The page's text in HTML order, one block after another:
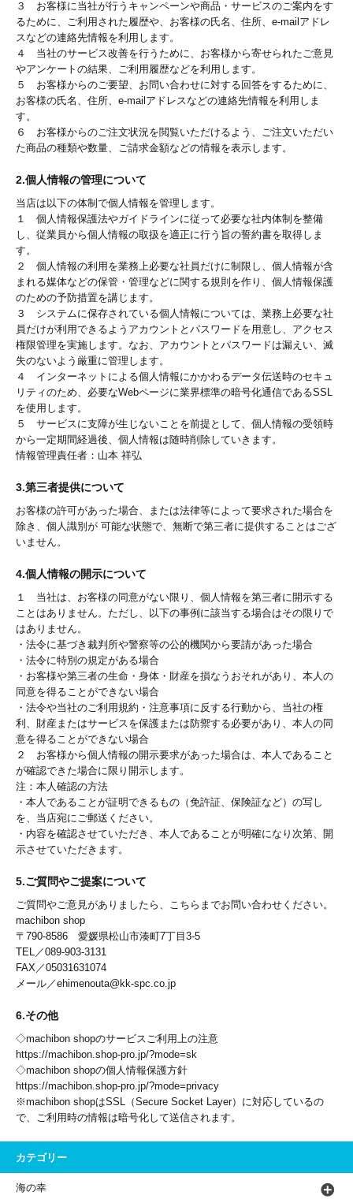
３ お客様に当社が行うキャンペーンや商品・サービスのご案内をす
るために、ご利用された履歴や、お客様の氏名、住所、e-mailアドレ
スなどの連絡先情報を利用します。
４ 当社のサービス改善を行うために、お客様から寄せられたご意見
やアンケートの結果、ご利用履歴などを利用します。
５ お客様からのご要望、お問い合わせに対する回答をするために、
お客様の氏名、住所、e-mailアドレスなどの連絡先情報を利用しま
す。
６ お客様からのご注文状況を閲覧いただけるよう、ご注文いただい
た商品の種類や数量、ご請求金額などの情報を表示します。
2.個人情報の管理について
当店は以下の体制で個人情報を管理します。
１ 個人情報保護法やガイドラインに従って必要な社内体制を整備
し、従業員から個人情報の取扱を適正に行う旨の誓約書を取得しま
す。
２ 個人情報の利用を業務上必要な社員だけに制限し、個人情報が含
まれる媒体などの保管・管理などに関する規則を作り、個人情報保護
のための予防措置を講じます。
３ システムに保存されている個人情報については、業務上必要な社
員だけが利用できるようアカウントとパスワードを用意し、アクセス
権限管理を実施します。なお、アカウントとパスワードは漏えい、滅
失のないよう厳重に管理します。
４ インターネットによる個人情報にかかわるデータ伝送時のセキュ
リティのため、必要なWebページに業界標準の暗号化通信であるSSL
を使用します。
５ サービスに支障が生じないことを前提として、個人情報の受領時
から一定期間経過後、個人情報は随時削除していきます。
情報管理責任者：山本 祥弘
3.第三者提供について
お客様の許可があった場合、または法律等によって要求された場合を
除き、個人識別が 可能な状態で、無断で第三者に提供することはござ
いません。
4.個人情報の開示について
１ 当社は、お客様の同意がない限り、個人情報を第三者に開示する
ことはありません。ただし、以下の事例に該当する場合はその限りで
はありません。
・法令に基づき裁判所や警察等の公的機関から要請があった場合
・法令に特別の規定がある場合
・お客様や第三者の生命・身体・財産を損なうおそれがあり、本人の
同意を得ることができない場合
・法令や当社のご利用規約・注意事項に反する行動から、当社の権
利、財産またはサービスを保護または防禦する必要があり、本人の同
意を得ることができない場合
２ お客様から個人情報の開示要求があった場合は、本人であること
が確認できた場合に限り開示します。
注：本人確認の方法
・本人であることが証明できるもの（免許証、保険証など）の写し
を、当店宛にご郵送ください。
・内容を確認させていただき、本人であることが明確になり次第、開
示させていただきます。
5.ご質問やご提案について
ご質問やご意見がありましたら、こちらまでお問い合わせください。
machibon shop
〒790-8586 愛媛県松山市湊町7丁目3-5
TEL／089-903-3131
FAX／05031631074
メール／ehimenouta@kk-spc.co.jp
6.その他
◇machibon shopのサービスご利用上の注意
https://machibon.shop-pro.jp/?mode=sk
◇machibon shopの個人情報保護方針
https://machibon.shop-pro.jp/?mode=privacy
※machibon shopはSSL（Secure Socket Layer）に対応しているの
で、ご利用時の情報は暗号化して送信されます。
カテゴリー
海の幸